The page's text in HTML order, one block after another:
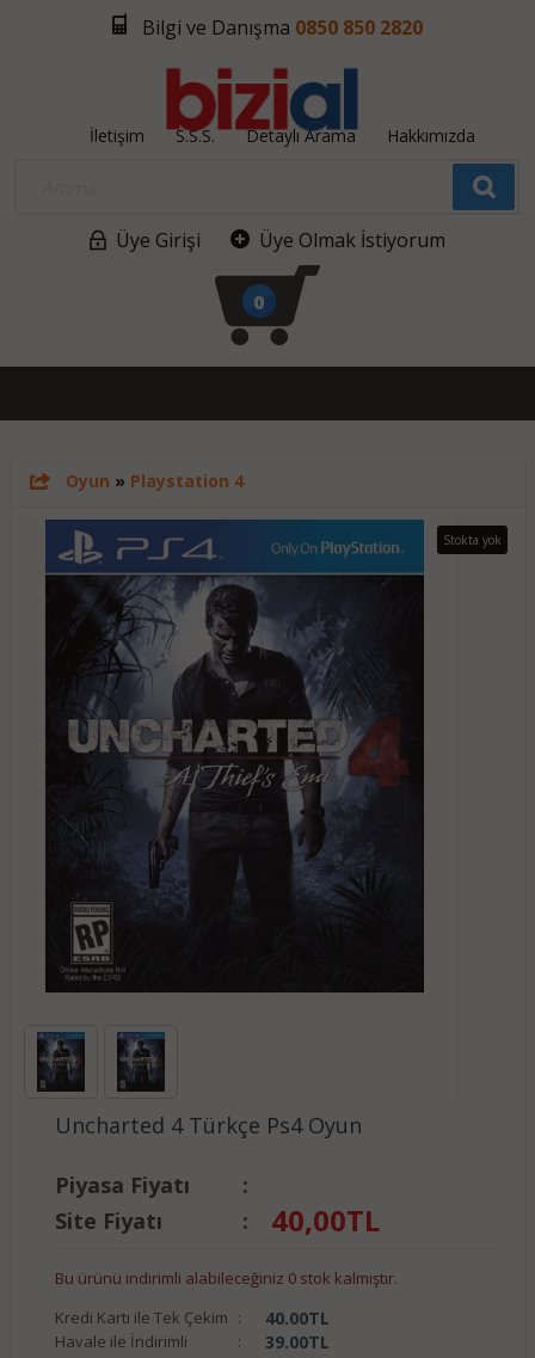
Bilgi ve Danışma 0850 850 2820
İletişim S.S.S. Detaylı Arama Hakkımızda
Üye Girişi Üye Olmak İstiyorum
0
Oyun » Playstation 4
Stokta yok
Uncharted 4 Türkçe Ps4 Oyun
Piyasa Fiyatı
:
Site Fiyatı
: 40,00TL
Bu ürünü indirimli alabileceğiniz 0 stok kalmıştır.
Kredi Kartı ile Tek Çekim : 40.00TL
Havale ile İndirimli : 39.00TL